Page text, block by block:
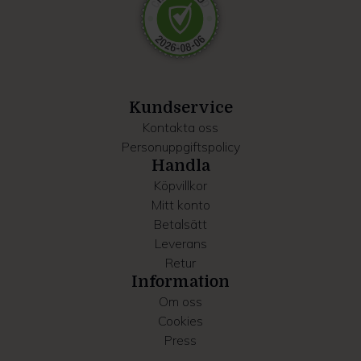
Dessa kan i sin tur kombinera informationen med annan
information som du har tillhandahållit eller som de har
samlat in när du har använt deras tjänster.
Kundservice
Kontakta oss
Personuppgiftspolicy
Handla
Köpvillkor
Mitt konto
Betalsätt
Leverans
Retur
Information
Om oss
Cookies
Press